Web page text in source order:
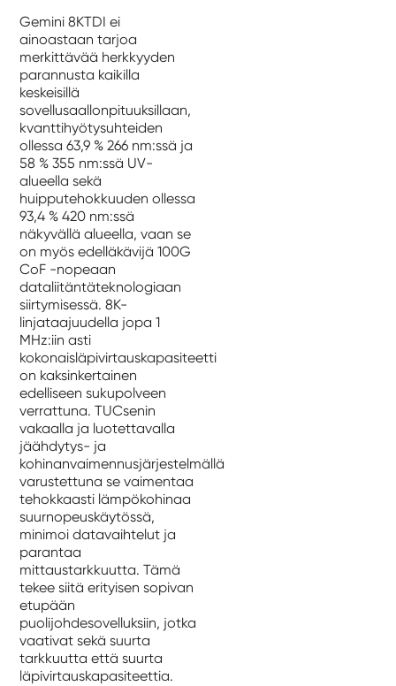
Gemini 8KTDI ei
ainoastaan ​​tarjoa
merkittävää herkkyyden
parannusta kaikilla
keskeisillä
sovellusaallonpituuksillaan,
kvanttihyötysuhteiden
ollessa 63,9 % 266 nm:ssä ja
58 % 355 nm:ssä UV-
alueella sekä
huipputehokkuuden ollessa
93,4 % 420 nm:ssä
näkyvällä alueella, vaan se
on myös edelläkävijä 100G
CoF -nopeaan
dataliitäntäteknologiaan
siirtymisessä. 8K-
linjataajuudella jopa 1
MHz:iin asti
kokonaisläpivirtauskapasiteetti
on kaksinkertainen
edelliseen sukupolveen
verrattuna. TUCsenin
vakaalla ja luotettavalla
jäähdytys- ja
kohinanvaimennusjärjestelmällä
varustettuna se vaimentaa
tehokkaasti lämpökohinaa
suurnopeuskäytössä,
minimoi datavaihtelut ja
parantaa
mittaustarkkuutta. Tämä
tekee siitä erityisen sopivan
etupään
puolijohdesovelluksiin, jotka
vaativat sekä suurta
tarkkuutta että suurta
läpivirtauskapasiteettia.